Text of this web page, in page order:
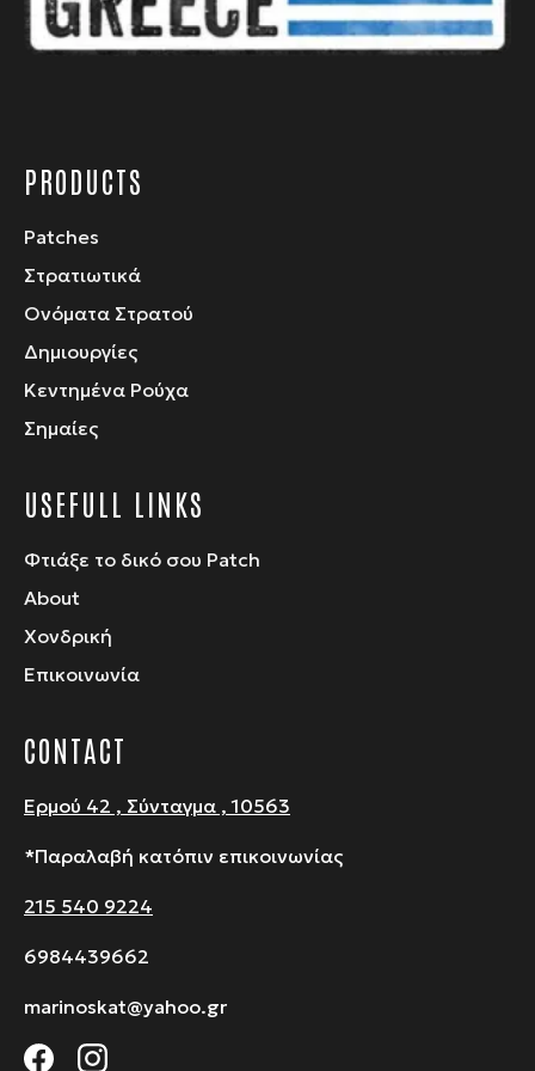
σελίδα
του
PRODUCTS
Patches
Στρατιωτικά
Ονόματα Στρατού
Δημιουργίες
Κεντημένα Ρούχα
Σημαίες
USEFULL LINKS
Φτιάξε το δικό σου Patch
About
Χονδρική
Επικοινωνία
CONTACT
Ερμού 42 , Σύνταγμα , 10563
*Παραλαβή κατόπιν επικοινωνίας
215 540 9224
6984439662
marinoskat@yahoo.gr